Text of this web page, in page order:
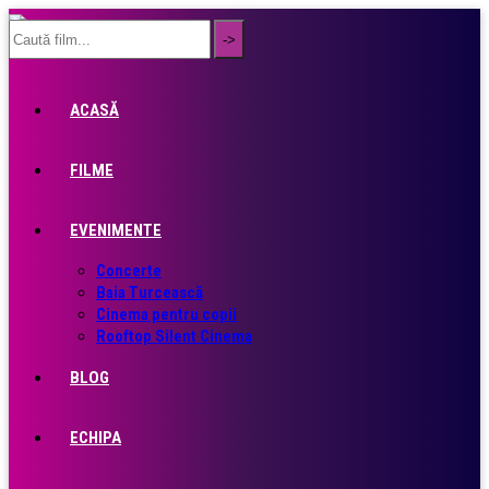
ACASĂ
FILME
EVENIMENTE
Concerte
Baia Turcească
Cinema pentru copii
Rooftop Silent Cinema
BLOG
ECHIPA